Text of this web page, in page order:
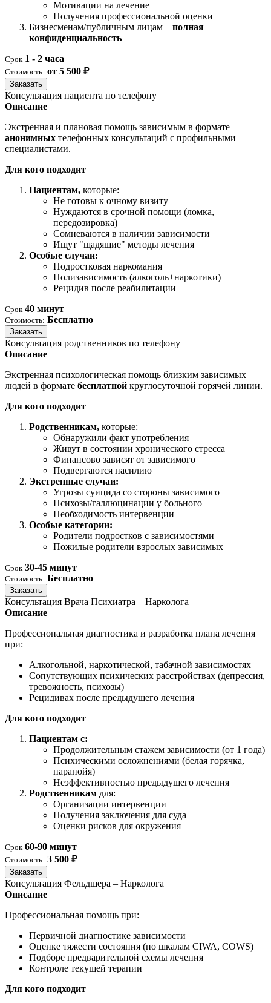
Мотивации на лечение
Получения профессиональной оценки
Бизнесменам/публичным лицам – полная
конфиденциальность
Срок 1 - 2 часа
Стоимость: от 5 500 ₽
Заказать
Консультация пациента по телефону
Описание
Экстренная и плановая помощь зависимым в формате
анонимных телефонных консультаций с профильными
специалистами.
Для кого подходит
Пациентам, которые:
Не готовы к очному визиту
Нуждаются в срочной помощи (ломка,
передозировка)
Сомневаются в наличии зависимости
Ищут "щадящие" методы лечения
Особые случаи:
Подростковая наркомания
Полизависимость (алкоголь+наркотики)
Рецидив после реабилитации
Срок 40 минут
Стоимость: Бесплатно
Заказать
Консультация родственников по телефону
Описание
Экстренная психологическая помощь близким зависимых
людей в формате бесплатной круглосуточной горячей линии.
Для кого подходит
Родственникам, которые:
Обнаружили факт употребления
Живут в состоянии хронического стресса
Финансово зависят от зависимого
Подвергаются насилию
Экстренные случаи:
Угрозы суицида со стороны зависимого
Психозы/галлюцинации у больного
Необходимость интервенции
Особые категории:
Родители подростков с зависимостями
Пожилые родители взрослых зависимых
Срок 30-45 минут
Стоимость: Бесплатно
Заказать
Консультация Врача Психиатра – Нарколога
Описание
Профессиональная диагностика и разработка плана лечения
при:
Алкогольной, наркотической, табачной зависимостях
Сопутствующих психических расстройствах (депрессия,
тревожность, психозы)
Рецидивах после предыдущего лечения
Для кого подходит
Пациентам с:
Продолжительным стажем зависимости (от 1 года)
Психическими осложнениями (белая горячка,
паранойя)
Неэффективностью предыдущего лечения
Родственникам для:
Организации интервенции
Получения заключения для суда
Оценки рисков для окружения
Срок 60-90 минут
Стоимость: 3 500 ₽
Заказать
Консультация Фельдшера – Нарколога
Описание
Профессиональная помощь при:
Первичной диагностике зависимости
Оценке тяжести состояния (по шкалам CIWA, COWS)
Подборе предварительной схемы лечения
Контроле текущей терапии
Для кого подходит